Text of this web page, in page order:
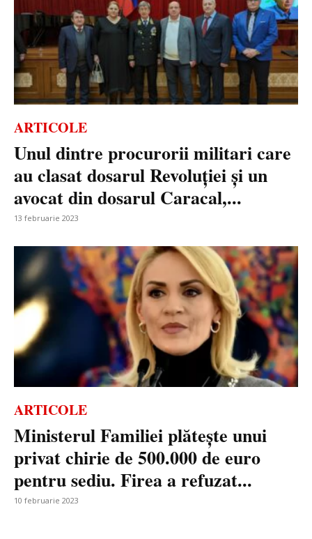
ARTICOLE
Unul dintre procurorii militari care
au clasat dosarul Revoluției și un
avocat din dosarul Caracal,...
13 februarie 2023
ARTICOLE
Ministerul Familiei plătește unui
privat chirie de 500.000 de euro
pentru sediu. Firea a refuzat...
10 februarie 2023